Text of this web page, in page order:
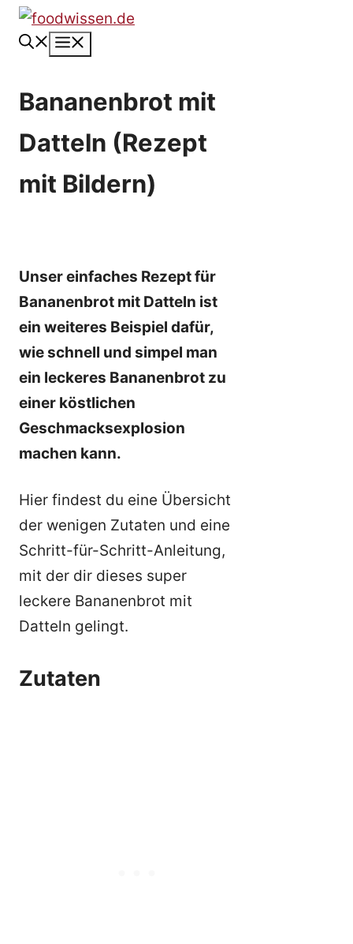
Zum
Inhalt
Bananenbrot mit
Datteln (Rezept
mit Bildern)
Unser einfaches Rezept für
Bananenbrot mit Datteln ist
ein weiteres Beispiel dafür,
wie schnell und simpel man
ein leckeres Bananenbrot zu
einer köstlichen
Geschmacksexplosion
machen kann.
Hier findest du eine Übersicht
der wenigen Zutaten und eine
Schritt-für-Schritt-Anleitung,
mit der dir dieses super
leckere Bananenbrot mit
Datteln gelingt.
Zutaten